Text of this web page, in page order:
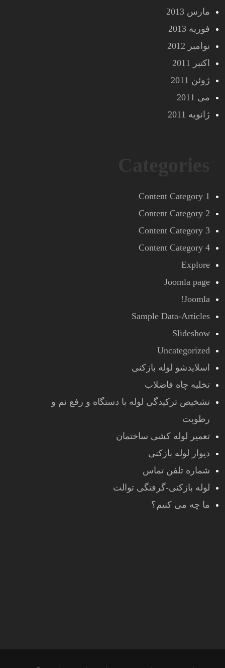
مارس 2013
فوریه 2013
نوامبر 2012
اکتبر 2011
ژوئن 2011
می 2011
ژانویه 2011
Content Category 1
Content Category 2
Content Category 3
Content Category 4
Explore
Joomla page
Joomla!
Sample Data-Articles
Slideshow
Uncategorized
اسلایدشو لوله بازکنی
تخلیه چاه فاضلاب
تشخیص ترکیدگی لوله با دستگاه و رفع نم و
رطوبت
تعمیر لوله کشی ساختمان
دیوار لوله بازکنی
شماره تلفن تماس
لوله بازکنی-گرفتگی توالت
ما چه می کنیم؟